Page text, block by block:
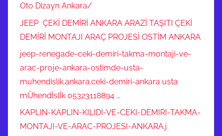
Oto Dizayn Ankara/
JEEP ÇEKİ DEMİRİ ANKARA ARAZİ TAŞITI ÇEKİ
DEMİRİ MONTAJI ARAÇ PROJESİ OSTİM ANKARA
jeep-renegade-ceki-demiri-takma-montaji-ve-
arac-proje-ankara-ostimde-usta-
muhendislik.ankara.ceki-demiri-ankara usta
mÜhendİslİk 05323118894 …
KAPLIN-KAPLIN-KILIDI-VE-CEKI-DEMIRI-TAKMA-
MONTAJI-VE-ARAC-PROJESI-ANKARA.j